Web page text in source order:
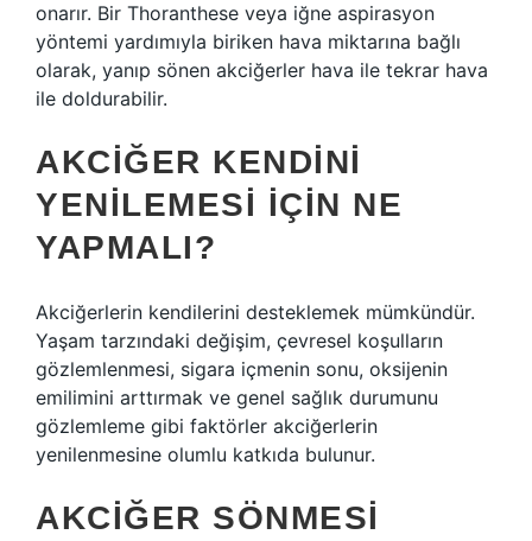
onarır. Bir Thoranthese veya iğne aspirasyon
yöntemi yardımıyla biriken hava miktarına bağlı
olarak, yanıp sönen akciğerler hava ile tekrar hava
ile doldurabilir.
AKCIĞER KENDINI
YENILEMESI IÇIN NE
YAPMALI?
Akciğerlerin kendilerini desteklemek mümkündür.
Yaşam tarzındaki değişim, çevresel koşulların
gözlemlenmesi, sigara içmenin sonu, oksijenin
emilimini arttırmak ve genel sağlık durumunu
gözlemleme gibi faktörler akciğerlerin
yenilenmesine olumlu katkıda bulunur.
AKCIĞER SÖNMESI